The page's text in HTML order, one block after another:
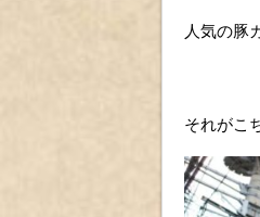
人気の豚
それがこ